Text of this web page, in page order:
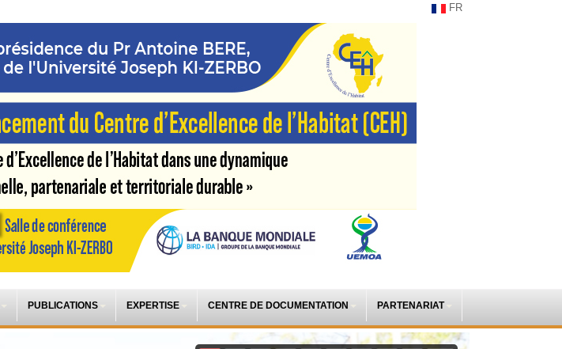
FR
PUBLICATIONS EXPERTISE CENTRE DE DOCUMENTATION PARTENARIAT